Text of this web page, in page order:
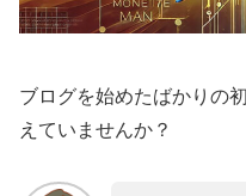
ブログを始めたばかりの
えていませんか？